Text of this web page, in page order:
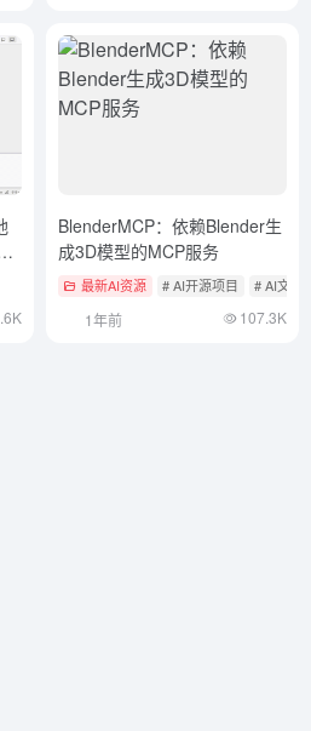
BlenderMCP：依赖Blender生
成3D模型的MCP服务
最新AI资源 # AI开源项目 # AI文本
1年前 107.3K